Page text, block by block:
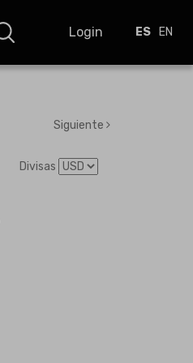
Login ES EN
Siguiente
Divisas